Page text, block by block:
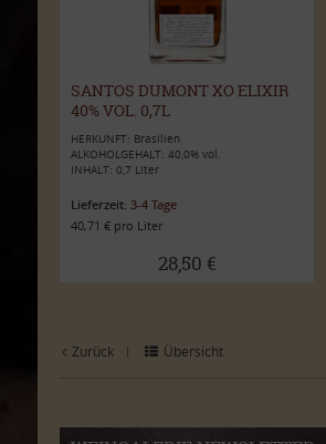
SANTOS DUMONT XO ELIXIR
40% VOL. 0,7L
HERKUNFT: Brasilien
ALKOHOLGEHALT: 40,0% vol.
INHALT: 0,7 Liter
Lieferzeit: 3-4 Tage
40,71 € pro Liter
28,50 €
Zurück | Übersicht